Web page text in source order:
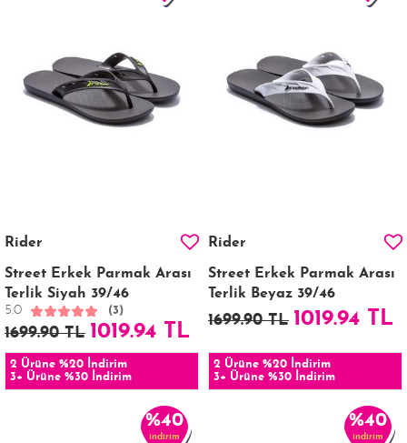
Rider
Street Erkek Parmak Arası
Terlik Siyah 39/46
5.0 (3)
1699.90 TL 1019.94 TL
2 Ürüne %20 İndirim
3+ Ürüne %30 İndirim
Rider
Street Erkek Parmak Arası
Terlik Beyaz 39/46
1699.90 TL 1019.94 TL
2 Ürüne %20 İndirim
3+ Ürüne %30 İndirim
%40
indirim
%40
indirim